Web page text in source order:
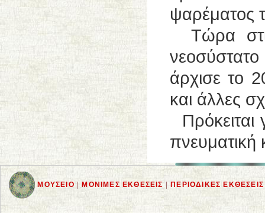
ψαρέματος
Τώρα στις
άρχισε το
και άλλες
Πρόκειται
πνευματική
MOYΣEIO MONIMΕΣ EKΘΕΣΕΙΣ ΠEPIOΔIKΕΣ